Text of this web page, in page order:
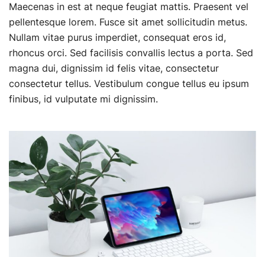
Maecenas in est at neque feugiat mattis. Praesent vel
pellentesque lorem. Fusce sit amet sollicitudin metus.
Nullam vitae purus imperdiet, consequat eros id,
rhoncus orci. Sed facilisis convallis lectus a porta. Sed
magna dui, dignissim id felis vitae, consectetur
consectetur tellus. Vestibulum congue tellus eu ipsum
finibus, id vulputate mi dignissim.